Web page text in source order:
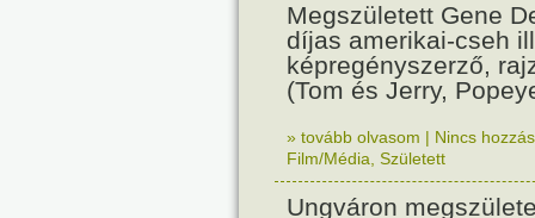
Megszületett Gene
díjas amerikai-cseh
képregényszerző,
(Tom és Jerry,
» tovább olvasom | Nincs
Film/Média Született
Ungváron